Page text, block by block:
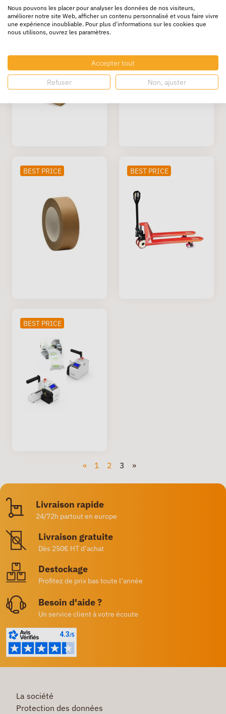
BEST PRICE BEST PRICE
BEST PRICE BEST PRICE
BEST PRICE
« 1 2 3 »
Livraison rapide
24/72h partout en europe
Livraison gratuite
Dès 250€ HT d’achat
Destockage
Profitez de prix bas toute l’année
Besoin d'aide ?
Un service client à votre écoute
La société
Protection des données
Nous pouvons les placer pour analyser les données de nos visiteurs,
améliorer notre site Web, afficher un contenu personnalisé et vous faire vivre
une expérience inoubliable. Pour plus d'informations sur les cookies que
nous utilisons, ouvrez les paramètres.
Accepter tout
Refuser Non, ajuster